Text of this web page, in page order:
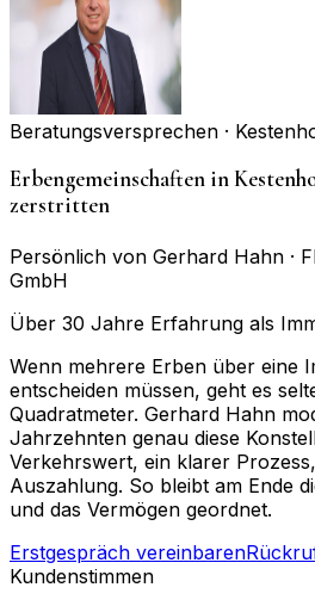
Beratungsversprechen ·
Erbengemeinschaften in
zerstritten
Persönlich von Gerhard Hahn ·
GmbH
Über 30 Jahre Erfahrung als
Wenn mehrere Erben über eine
entscheiden müssen, geht es
Quadratmeter. Gerhard Hahn
Jahrzehnten genau diese
Verkehrswert, ein klarer
Auszahlung. So bleibt am Ende
und das Vermögen geordnet.
Erstgespräch vereinbaren
Kundenstimmen